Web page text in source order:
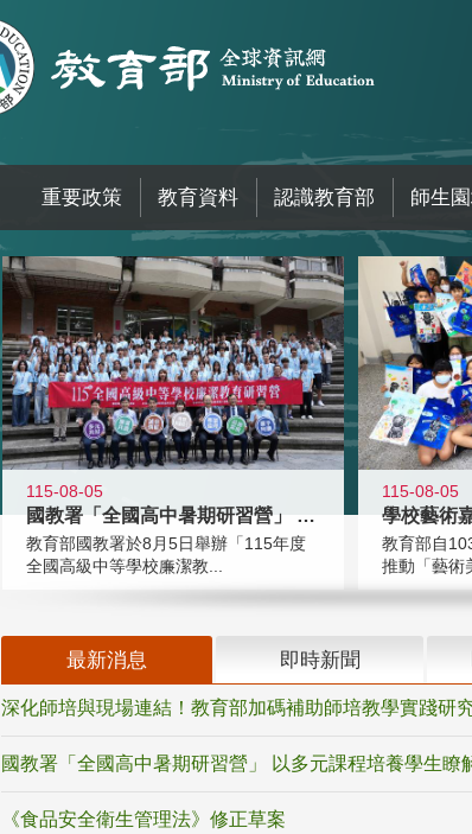
重要政策 教育資料 認識教育部 師生
115-08-05
國教署「全國高中暑期研習營」 以多
教育部國教署於8月5日舉辦「115年度
全國高級中等學校廉潔教...
115-08-05
教育部自
推動「藝術
最新消息 即時新聞
深化師培與現場連結！教育部加碼補助師培教學實踐研
國教署「全國高中暑期研習營」 以多元課程培養學生瞭
《食品安全衛生管理法》修正草案